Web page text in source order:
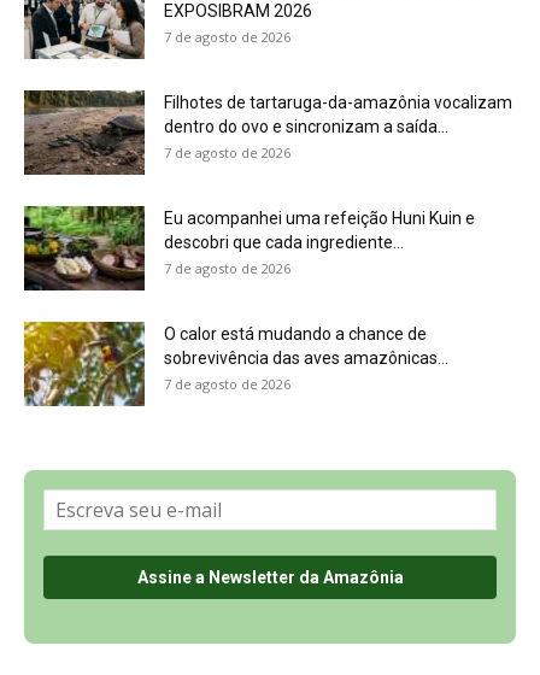
EXPOSIBRAM 2026
7 de agosto de 2026
Filhotes de tartaruga-da-amazônia vocalizam
dentro do ovo e sincronizam a saída...
7 de agosto de 2026
Eu acompanhei uma refeição Huni Kuin e
descobri que cada ingrediente...
7 de agosto de 2026
O calor está mudando a chance de
sobrevivência das aves amazônicas...
7 de agosto de 2026